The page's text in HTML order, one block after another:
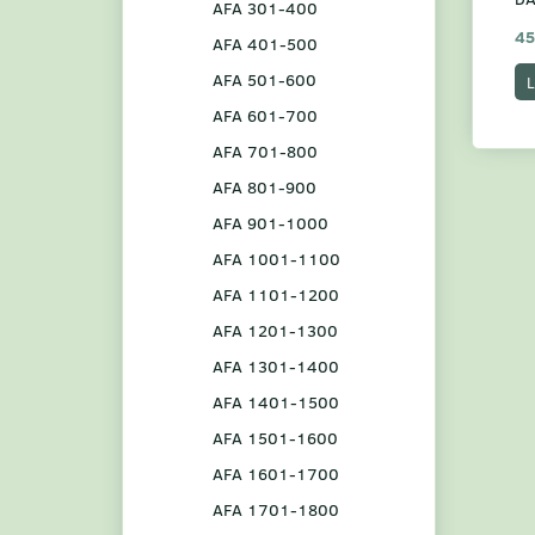
AFA 301-400
AFA 401-500
AFA 501-600
AFA 601-700
AFA 701-800
AFA 801-900
AFA 901-1000
AFA 1001-1100
AFA 1101-1200
AFA 1201-1300
AFA 1301-1400
AFA 1401-1500
AFA 1501-1600
AFA 1601-1700
AFA 1701-1800